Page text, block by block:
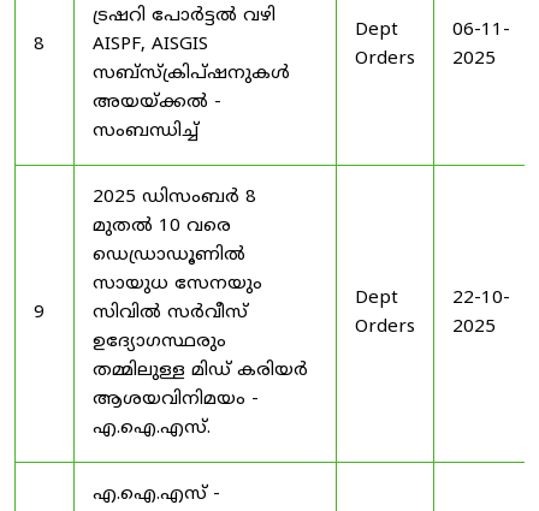
8
ട്രഷറി പോർട്ടൽ വഴി
AISPF, AISGIS
സബ്‌സ്‌ക്രിപ്‌ഷനുകൾ
അയയ്ക്കൽ -
സംബന്ധിച്ച്
Dept
Orders
06-11-
2025
9
2025 ഡിസംബർ 8
മുതൽ 10 വരെ
ഡെഡ്രാഡൂണിൽ
സായുധ സേനയും
സിവിൽ സർവീസ്
ഉദ്യോഗസ്ഥരും
തമ്മിലുള്ള മിഡ് കരിയർ
ആശയവിനിമയം -
എ.ഐ.എസ്.
Dept
Orders
22-10-
2025
എ.ഐ.എസ് -